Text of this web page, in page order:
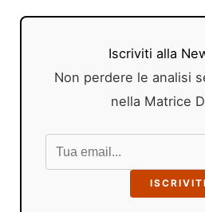
Iscriviti alla
Non perdere le analisi
nella Matrice
ISCRIVITI